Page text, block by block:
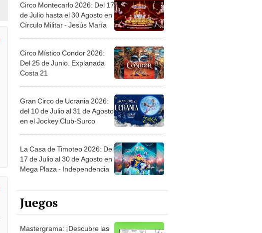
Circo Montecarlo 2026: Del 17
de Julio hasta el 30 Agosto en
Círculo Militar - Jesús María
Circo Místico Condor 2026:
Del 25 de Junio. Explanada
Costa 21
Gran Circo de Ucrania 2026:
del 10 de Julio al 31 de Agosto
en el Jockey Club-Surco
La Casa de Timoteo 2026: Del
17 de Julio al 30 de Agosto en
Mega Plaza - Independencia
Juegos
Mastergrama: ¡Descubre las